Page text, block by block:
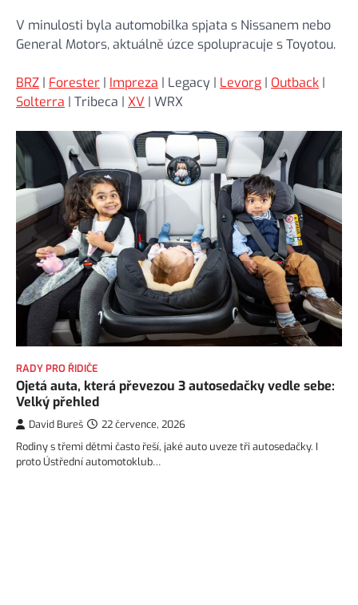
V minulosti byla automobilka spjata s Nissanem nebo
General Motors, aktuálně úzce spolupracuje s Toyotou.
BRZ | Forester | Impreza | Legacy | Levorg | Outback |
Solterra | Tribeca | XV | WRX
RADY PRO ŘIDIČE
Ojetá auta, která převezou 3 autosedačky vedle sebe:
Velký přehled
David Bureš
22 července, 2026
Rodiny s třemi dětmi často řeší, jaké auto uveze tři autosedačky. I
proto Ústřední automotoklub…